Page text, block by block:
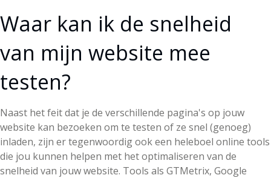
Waar kan ik de snelheid
van mijn website mee
testen?
Naast het feit dat je de verschillende pagina's op jouw
website kan bezoeken om te testen of ze snel (genoeg)
inladen, zijn er tegenwoordig ook een heleboel online tools
die jou kunnen helpen met het optimaliseren van de
snelheid van jouw website. Tools als GTMetrix, Google